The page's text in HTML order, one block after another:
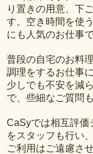
り置きの用意、下
す。空き時間を使
にも人気のお仕事で
普段の自宅のお料
調理をするお仕事
少しでも不安を減
で、些細なご質問
CaSyでは相互評価
をスタッフも行い
ご利用はご遠慮さ